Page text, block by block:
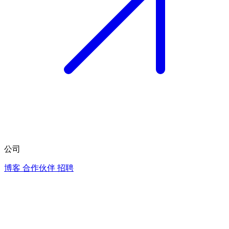
公司
博客 合作伙伴 招聘